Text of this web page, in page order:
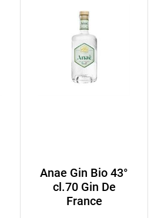
Anae Gin Bio 43°
cl.70 Gin De
France